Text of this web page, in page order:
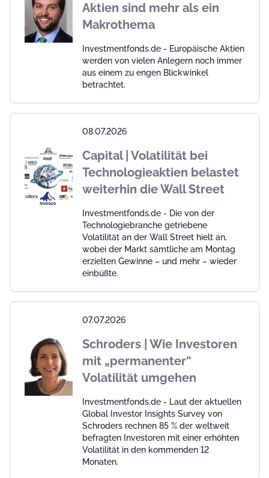
Aktien sind mehr als ein
Makrothema
Investmentfonds.de - Europäische Aktien
werden von vielen Anlegern noch immer
aus einem zu engen Blickwinkel
betrachtet.
08.07.2026
Capital | Volatilität bei
Technologieaktien belastet
weiterhin die Wall Street
Investmentfonds.de - Die von der
Technologiebranche getriebene
Volatilität an der Wall Street hielt an,
wobei der Markt sämtliche am Montag
erzielten Gewinne – und mehr – wieder
einbüßte.
07.07.2026
Schroders | Wie Investoren
mit „permanenter“
Volatilität umgehen
Investmentfonds.de - Laut der aktuellen
Global Investor Insights Survey von
Schroders rechnen 85 % der weltweit
befragten Investoren mit einer erhöhten
Volatilität in den kommenden 12
Monaten.